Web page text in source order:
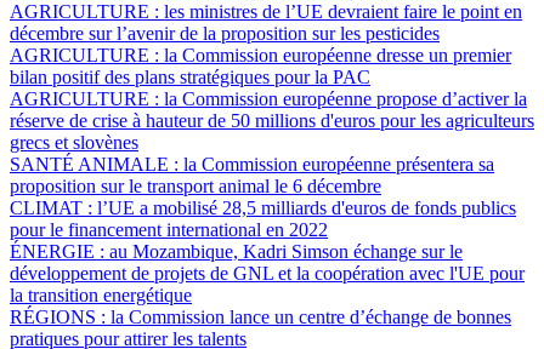
AGRICULTURE : les ministres de l’UE devraient faire le point en
décembre sur l’avenir de la proposition sur les pesticides
AGRICULTURE : la Commission européenne dresse un premier
bilan positif des plans stratégiques pour la PAC
AGRICULTURE : la Commission européenne propose d’activer la
réserve de crise à hauteur de 50 millions d'euros pour les agriculteurs
grecs et slovènes
SANTÉ ANIMALE : la Commission européenne présentera sa
proposition sur le transport animal le 6 décembre
CLIMAT : l’UE a mobilisé 28,5 milliards d'euros de fonds publics
pour le financement international en 2022
ÉNERGIE : au Mozambique, Kadri Simson échange sur le
développement de projets de GNL et la coopération avec l'UE pour
la transition energétique
RÉGIONS : la Commission lance un centre d’échange de bonnes
pratiques pour attirer les talents